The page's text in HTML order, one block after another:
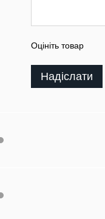
Оцініть товар
Надіслати